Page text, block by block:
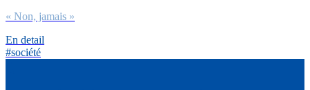
« Non, jamais »
En detail
#société